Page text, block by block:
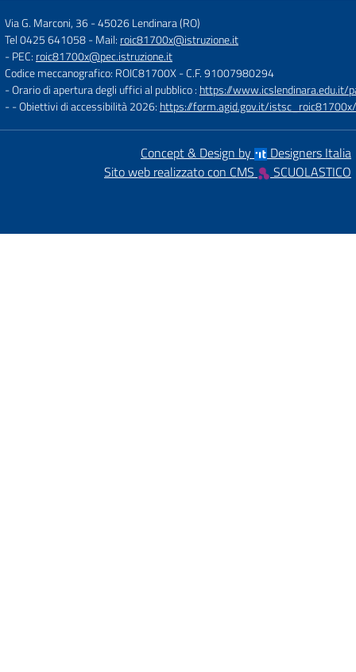
Via G. Marconi, 36-45026 Lendinara (RO)
Tel 0425 641058- Mail: roic81700x@istruzione.it
- PEC: roic81700x@pec.istruzione.it
Codice meccanografico: ROIC81700X- C.F. 91007980294
- Orario di apertura degli uffici al pubblico : https://www.icslendinara.edu.it/
- - Obiettivi di accessibilità 2026: https://form.agid.gov.it/
Concept & Design by
Designers Italia
Sito web realizzato con CMS
SCUOLASTICO